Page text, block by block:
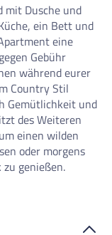
mit Dusche und
ein Bett und
eine
Gebühr
während eurer
Country Stil
Gemütlichkeit und
des Weiteren
einen wilden
oder morgens
genießen.